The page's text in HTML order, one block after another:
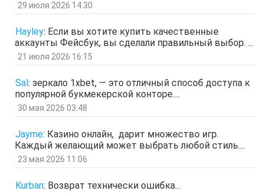
ащрд
отв. цит.
Гость
отв. цит.
Гость
ЗОл
отв. цит.
Гость 5 мар 2026, 12:20
оЭЬЧ
SPPS 2 мар 2026, 16:19
ау, есть кто живой здесь?)
29 июля 2026 14:30
Hayley: Если вы хотите купить качественные
аккаунты Фейсбук, вы сделали правильный выбор. ...
21 июля 2026 16:15
Sal : зеркало 1xbet, — это отличный способ доступа к
популярной букмекерской конторе....
30 мая 2026 03:48
Jayme: Казино онлайн, дарит множество игр.
Каждый желающий может выбрать любой стиль....
23 мая 2026 11:06
Kurban: Возврат технически ошибка...